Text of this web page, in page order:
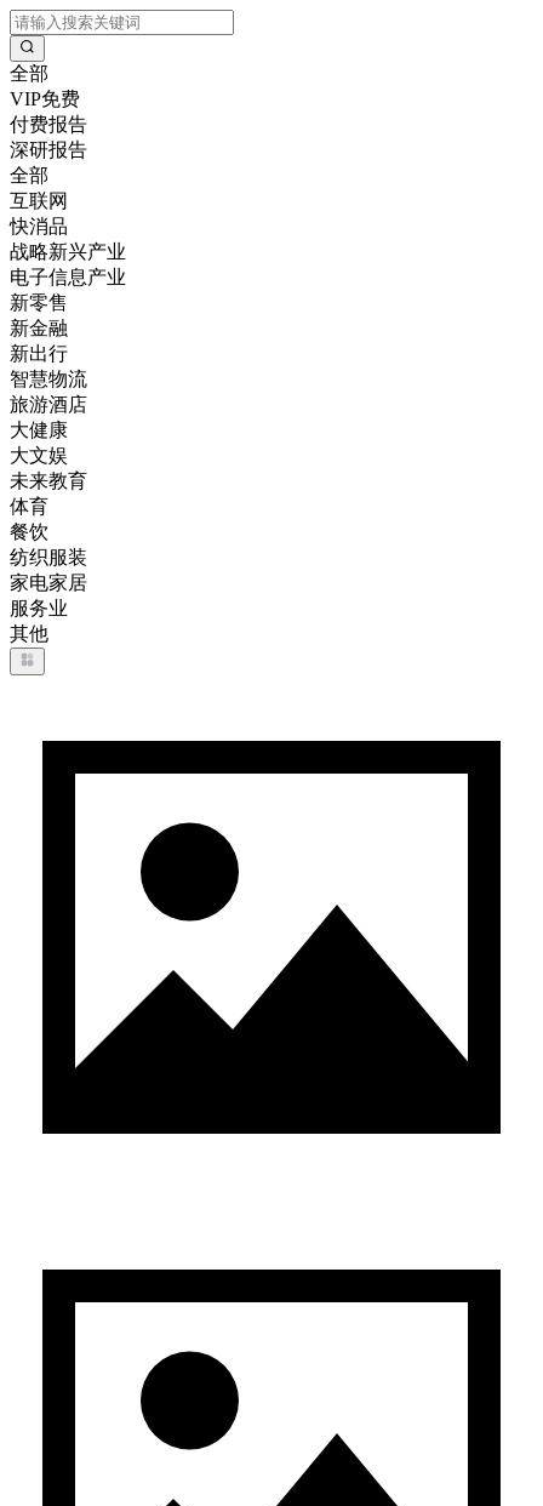
全部
VIP免费
付费报告
深研报告
全部
互联网
快消品
战略新兴产业
电子信息产业
新零售
新金融
新出行
智慧物流
旅游酒店
大健康
大文娱
未来教育
体育
餐饮
纺织服装
家电家居
服务业
其他